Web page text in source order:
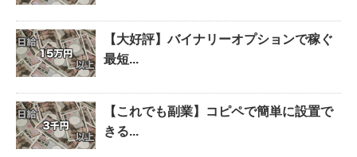
【大好評】バイナリーオプションで稼ぐ
最短...
【これでも副業】コピペで簡単に設置で
きる...